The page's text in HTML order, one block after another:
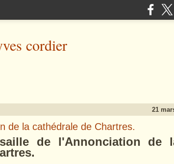
cordier
21
de la cathédrale de Chartres.
de l'Annonciation de